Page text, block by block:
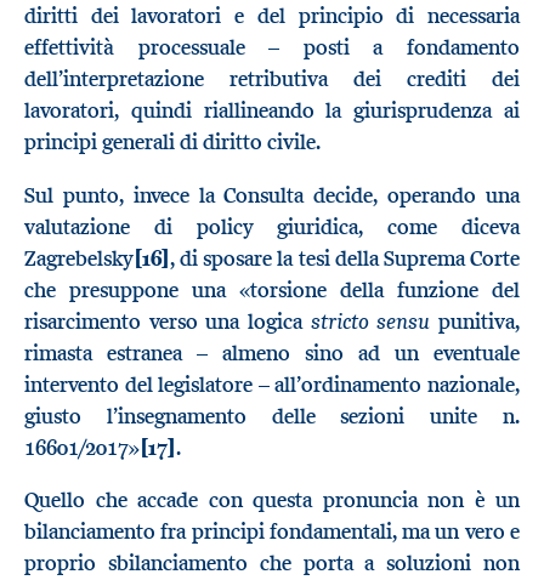
diritti dei lavoratori e del principio di necessaria
effettività processuale – posti a fondamento
dell’interpretazione retributiva dei crediti dei
lavoratori, quindi riallineando la giurisprudenza ai
principi generali di diritto civile.
Sul punto, invece la Consulta decide, operando una
valutazione di policy giuridica, come diceva
Zagrebelsky[16], di sposare la tesi della Suprema Corte
che presuppone una «torsione della funzione del
risarcimento verso una logica stricto sensu punitiva,
rimasta estranea – almeno sino ad un eventuale
intervento del legislatore – all’ordinamento nazionale,
giusto l’insegnamento delle sezioni unite n.
16601/2017»[17].
Quello che accade con questa pronuncia non è un
bilanciamento fra principi fondamentali, ma un vero e
proprio sbilanciamento che porta a soluzioni non